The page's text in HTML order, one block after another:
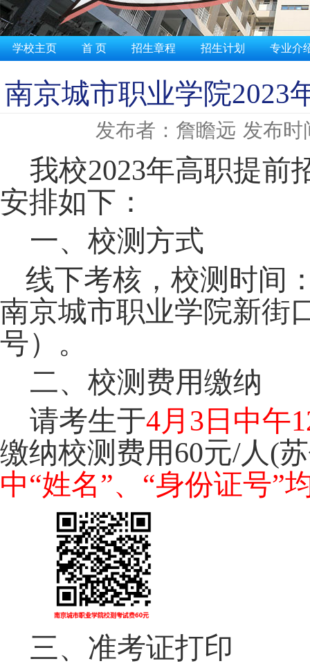
学校主页 首 页 招生章程 招生计划 专业介
南京城市职业学院2023
发布者：詹瞻远 发布时
我校2023年高职提前
安排如下：
一、校测方式
线下考核，校测时间
南京城市职业学院新街
号） 。
二、校测费用缴纳
请考生于4月3日 中午
缴纳校测费用60元/人(
中“姓名”、“身份证号”
三、准考证打印